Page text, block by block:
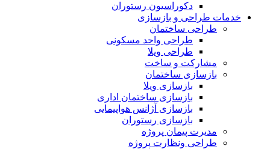
دکوراسیون رستوران
خدمات طراحی و بازسازی
طراحی ساختمان
طراحی واحد مسکونی
طراحی ویلا
مشارکت و ساخت
بازسازی ساختمان
بازسازی ویلا
بازسازی ساختمان اداری
بازسازی آژانس هواپیمایی
بازسازی رستوران
مدیرت پیمان پروژه
طراحی ونظارت پروژه